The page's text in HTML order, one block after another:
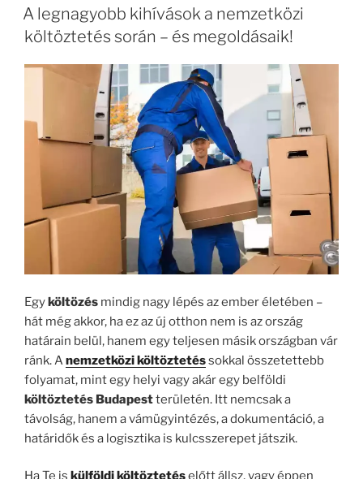
A legnagyobb kihívások a nemzetközi
költöztetés során – és megoldásaik!
Egyköltözés mindig nagy lépés az ember életében –
hát még akkor, ha ez az új otthon nem is az ország
határain belül, hanem egy teljesen másik országban vár
ránk. Anemzetközi költöztetéssokkal összetettebb
folyamat, mint egy helyi vagy akár egy belföldi
költöztetés Budapestterületén. Itt nemcsak a
távolság, hanem a vámügyintézés, a dokumentáció, a
határidők és a logisztika is kulcsszerepet játszik.
Ha Te is külföldi költöztetéselőtt állsz, vagy éppen